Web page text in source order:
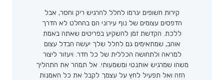
קירות חשופים יגרמו לחלל להרגיש ריק וחסר, אבל
הדפסים עצומים של נוף עירוני הם בהחלט לא הדרך
ללכת. הקדשת זמן להשקיע בפריטים שאתה באמת
אוהב, שמתאימים גם לחלל שלך יעשה הבדל עצום
למראה ולתחושה הכללית של כל חדר. ויעזור ליצור
משהו שמרגיש אותנטי ומשמעותי. אל תמהר את התהליך
הזה ואל תפעיל לחץ על עצמך לקבל את כל האמנות